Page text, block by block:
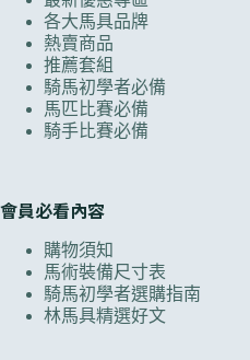
各大馬具品牌
熱賣商品
推薦套組
騎馬初學者必備
馬匹比賽必備
騎手比賽必備
會員必看內容
購物須知
馬術裝備尺寸表
騎馬初學者選購指南
林馬具精選好文